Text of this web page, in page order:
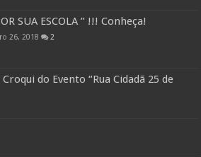
SUA ESCOLA ” !!! Conheça!
26, 2018 2
do Evento “Rua Cidadã 25 de